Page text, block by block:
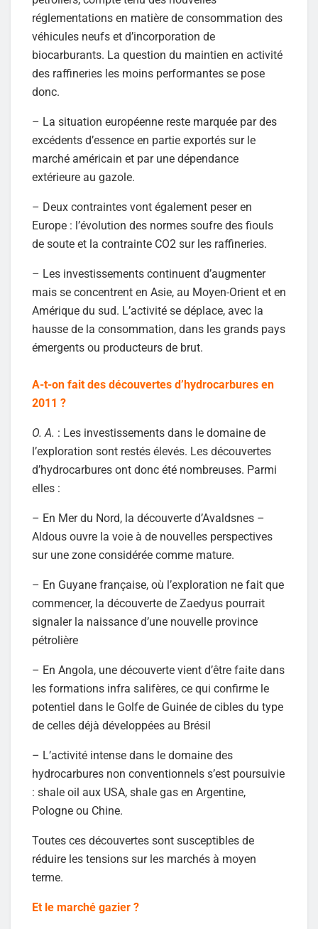
réglementations en matière de consommation des
véhicules neufs et d’incorporation de
biocarburants. La question du maintien en activité
des raffineries les moins performantes se pose
donc.
– La situation européenne reste marquée par des
excédents d’essence en partie exportés sur le
marché américain et par une dépendance
extérieure au gazole.
– Deux contraintes vont également peser en
Europe : l’évolution des normes soufre des fiouls
de soute et la contrainte CO2 sur les raffineries.
– Les investissements continuent d’augmenter
mais se concentrent en Asie, au Moyen-Orient et en
Amérique du sud. L’activité se déplace, avec la
hausse de la consommation, dans les grands pays
émergents ou producteurs de brut.
A-t-on fait des découvertes d’hydrocarbures en
2011 ?
O. A. : Les investissements dans le domaine de
l’exploration sont restés élevés. Les découvertes
d’hydrocarbures ont donc été nombreuses. Parmi
elles :
– En Mer du Nord, la découverte d’Avaldsnes –
Aldous ouvre la voie à de nouvelles perspectives
sur une zone considérée comme mature.
– En Guyane française, où l’exploration ne fait que
commencer, la découverte de Zaedyus pourrait
signaler la naissance d’une nouvelle province
pétrolière
– En Angola, une découverte vient d’être faite dans
les formations infra salifères, ce qui confirme le
potentiel dans le Golfe de Guinée de cibles du type
de celles déjà développées au Brésil
– L’activité intense dans le domaine des
hydrocarbures non conventionnels s’est poursuivie
: shale oil aux USA, shale gas en Argentine,
Pologne ou Chine.
Toutes ces découvertes sont susceptibles de
réduire les tensions sur les marchés à moyen
terme.
Et le marché gazier ?